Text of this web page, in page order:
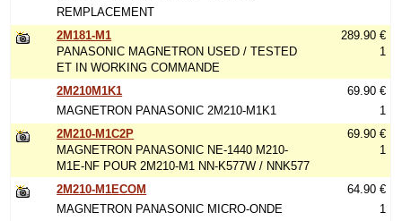
REMPLACEMENT
2M181-M1
PANASONIC MAGNETRON USED / TESTED
ET IN WORKING COMMANDE
289.90 €
1
2M210M1K1
MAGNETRON PANASONIC 2M210-M1K1
69.90 €
1
2M210-M1C2P
MAGNETRON PANASONIC NE-1440 M210-
M1E-NF POUR 2M210-M1 NN-K577W / NNK577
69.90 €
1
2M210-M1ECOM
MAGNETRON PANASONIC MICRO-ONDE
64.90 €
1